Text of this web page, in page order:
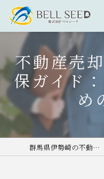
不動産売
保ガイド
め
群馬県伊勢崎の不動産売却なら株式会社ベルシード